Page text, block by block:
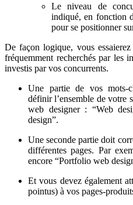
Le niveau de
indiqué, en fonction
pour se positionner
De façon logique, vous
fréquemment recherchés par les
investis par vos concurrents.
Une partie de vos mots-
définir l’ensemble de votre
web designer : “Web
design”.
Une seconde partie doit
différentes pages. Par
encore “Portfolio web
Et vous devez également
pointus) à vos pages-